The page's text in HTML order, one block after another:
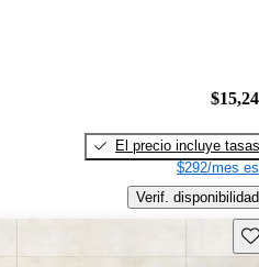
El precio incluye tasas
$292/mes
Verif. disponibilidad